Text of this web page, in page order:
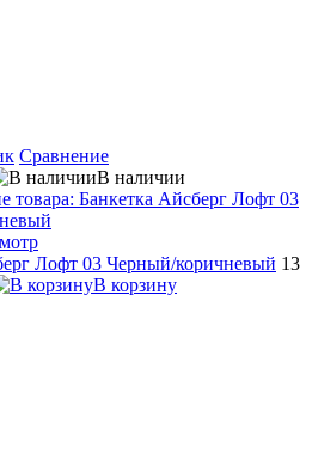
Сравнение
В наличии
Лофт 03 Черный/коричневый 13
В корзину